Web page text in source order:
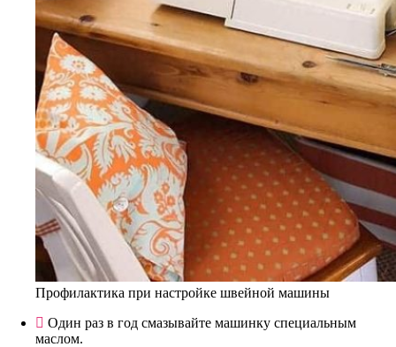
Профилактика при настройке швейной машины
Один раз в год смазывайте машинку специальным
маслом.